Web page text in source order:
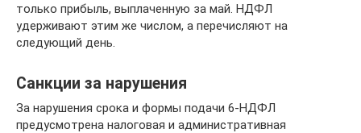
только прибыль, выплаченную за май. НДФЛ
удерживают этим же числом, а перечисляют на
следующий день.
Санкции за нарушения
За нарушения срока и формы подачи 6-НДФЛ
предусмотрена налоговая и административная